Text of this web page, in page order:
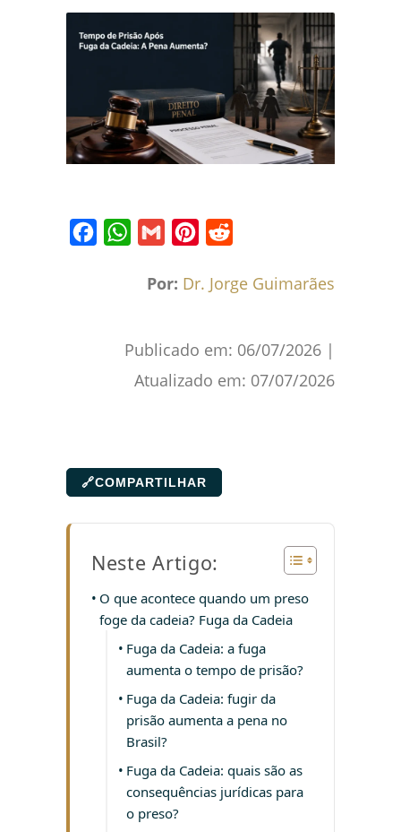
FacebookWhatsApp
Gmail Pinterest
Por: Dr. Jorge Guimarães
Publicado em: 06/07/2026 |
Atualizado em: 07/07/2026
🔗COMPARTILHAR
Neste Artigo:
O que acontece quando um preso
foge da cadeia? Fuga da Cadeia
Fuga da Cadeia: a fuga
aumenta o tempo de prisão?
Fuga da Cadeia: fugir da
prisão aumenta a pena no
Brasil?
Fuga da Cadeia: quais são as
consequências jurídicas para
o preso?